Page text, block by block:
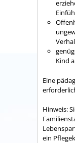
Kind
Eine
Hinweis:
ein